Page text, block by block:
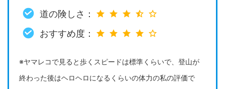
道の険しさ：
おすすめ度：
※ヤマレコで見ると歩くスピードは標準くらいで、登山が
終わった後はヘロヘロになるくらいの体力の私の評価で